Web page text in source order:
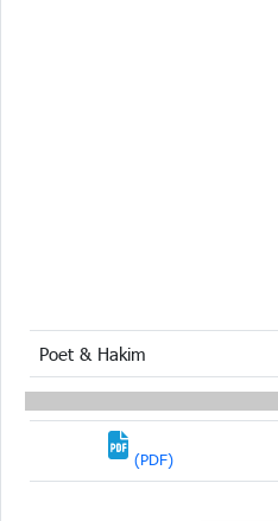
Poet & Hakim
(PDF)